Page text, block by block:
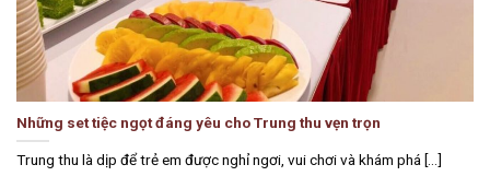
Những set tiệc ngọt đáng yêu cho Trung thu vẹn trọn
Trung thu là dịp để trẻ em được nghỉ ngơi, vui chơi và khám phá [...]